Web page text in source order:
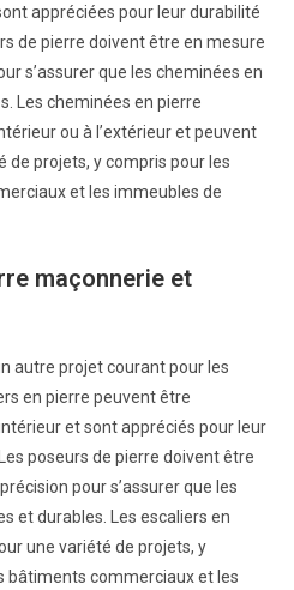
appréciées pour leur durabilité
de pierre doivent être en mesure
s’assurer que les cheminées en
Les cheminées en pierre
ou à l’extérieur et peuvent
de projets, y compris pour les
et les immeubles de
maçonnerie et
autre projet courant pour les
en pierre peuvent être
et sont appréciés pour leur
poseurs de pierre doivent être
pour s’assurer que les
et durables. Les escaliers en
une variété de projets, y
bâtiments commerciaux et les